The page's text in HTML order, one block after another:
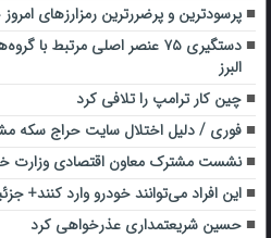
پرسودترین و پرضررترین رمزارزهای امروز
دستگیری ۷۵ عنصر اصلی مرتبط
البرز
چین کار ترامپ را تلافی کرد
فوری / دلیل اختلال سایت حراج
نشست مشترک معاون اقتصادی وزارت
این افراد می‌توانند خودرو وارد کنند+
حسین شریعتمداری عذرخواهی کرد